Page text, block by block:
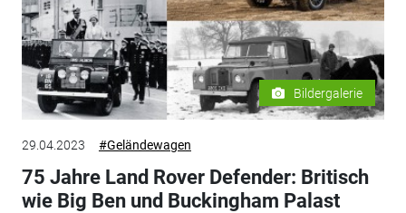
Bildergalerie
29.04.2023 #Geländewagen
75 Jahre Land Rover Defender: Britisch
wie Big Ben und Buckingham Palast